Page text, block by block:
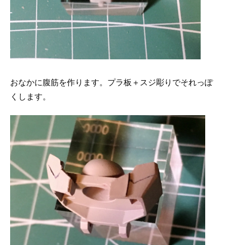
おなかに腹筋を作ります。プラ板＋スジ彫りでそれっぽ
くします。